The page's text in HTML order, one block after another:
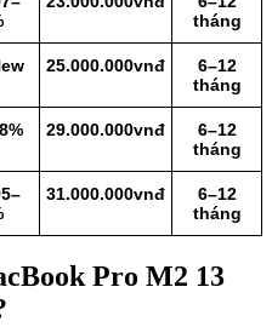
tháng
25.000.000vnđ
6–12
tháng
29.000.000vnđ
6–12
tháng
31.000.000vnđ
6–12
tháng
Pro M2 13